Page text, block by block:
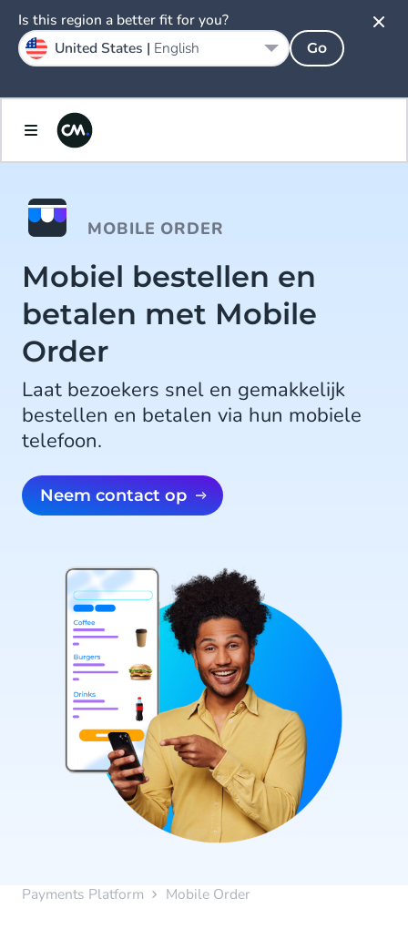
MOBILE ORDER
Mobiel bestellen en
betalen met Mobile
Order
Laat bezoekers snel en gemakkelijk
bestellen en betalen via hun mobiele
telefoon.
Neem contact op
Payments Platform Mobile Order
Is this region a better fit for you?
United States | English Go